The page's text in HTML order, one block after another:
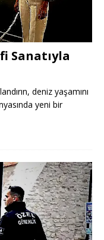
Sanatıyla
deniz yaşamını
yeni bir